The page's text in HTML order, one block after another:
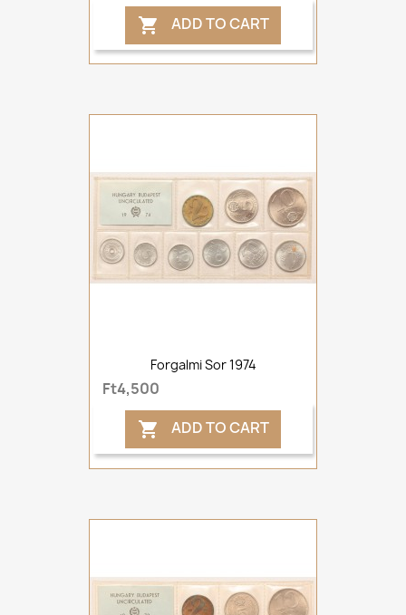
 ADD TO CART
Forgalmi Sor 1974
Ft4,500
 ADD TO CART